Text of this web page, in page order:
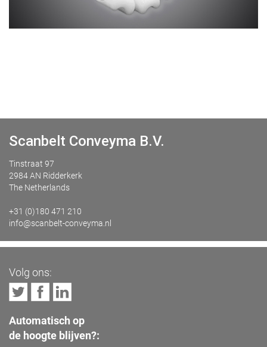
Scanbelt Conveyma B.V.
Tinstraat 97
2984 AN Ridderkerk
The Netherlands
+31 (0)180 471 210
info@scanbelt-conveyma.nl
Volg ons:
Automatisch op
de hoogte blijven?: